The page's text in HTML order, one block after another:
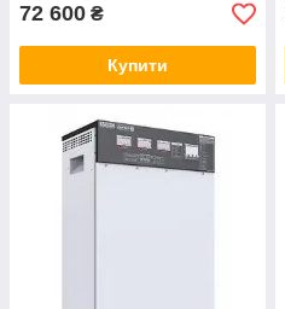
72 600 ₴
Купити